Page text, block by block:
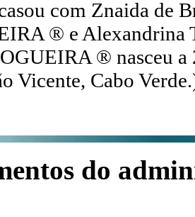
com Znaida
® e Alexandrina
® nasceu a
Vicente, Cabo
do